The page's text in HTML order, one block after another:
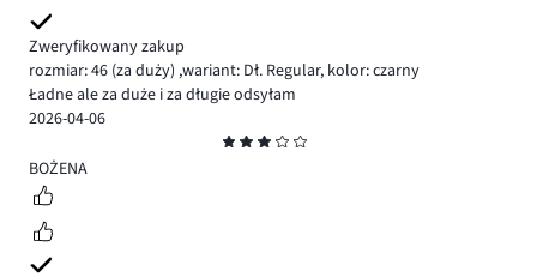
Zweryfikowany zakup
rozmiar: 46 (za duży) ,wariant: Dł. Regular, kolor: czarny
Ładne ale za duże i za długie odsyłam
2026-04-06
3
BOŻENA